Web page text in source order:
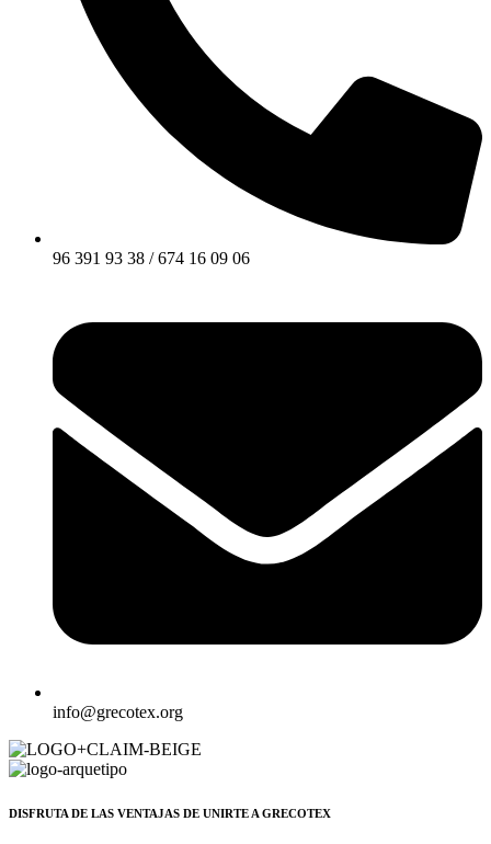
96 391 93 38 / 674 16 09 06
info@grecotex.org
DISFRUTA DE LAS VENTAJAS DE UNIRTE A GRECOTEX